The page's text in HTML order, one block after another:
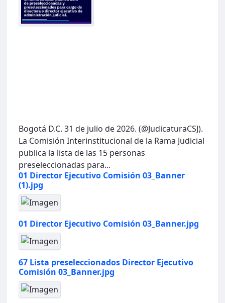
Bogotá D.C. 31 de julio de 2026. (@JudicaturaCSJ).
La Comisión Interinstitucional de la Rama Judicial
publica la lista de las 15 personas
preseleccionadas para...
01 Director Ejecutivo Comisión 03_Banner
(1).jpg
01 Director Ejecutivo Comisión 03_Banner.jpg
67 Lista preseleccionados Director Ejecutivo
Comisión 03_Banner.jpg